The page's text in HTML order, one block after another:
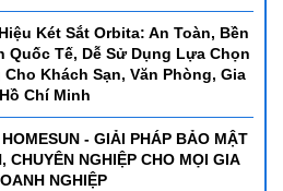
Két Sắt Orbita: An Toàn, Bền
Quốc Tế, Dễ Sử Dụng Lựa Chọn
Khách Sạn, Văn Phòng, Gia
Chí Minh
- GIẢI PHÁP BẢO MẬT
CHUYÊN NGHIỆP CHO MỌI GIA
NGHIỆP